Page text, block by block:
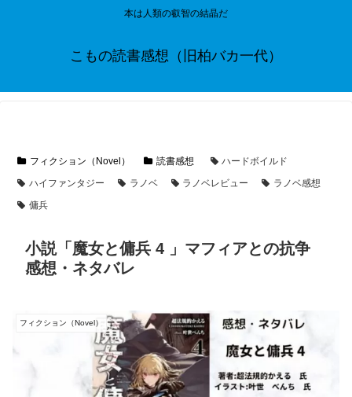
本は人類の叡智の結晶だ
こもの読書感想（旧柏バカ一代）
フィクション（Novel） 読書感想
ハードボイルド
ハイファンタジー
ラノベ ラノベレビュー
ラノベ感想
傭兵
小説「魔女と傭兵 4 」マフィアとの抗争
感想・ネタバレ
フィクション（Novel）